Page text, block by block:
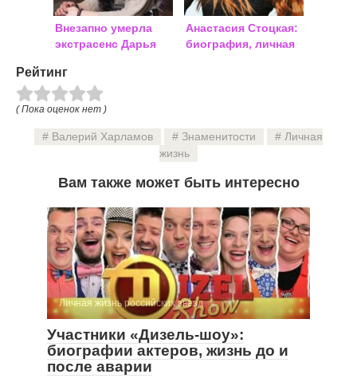
Внезапно умерла
экстрасенс Дарья
причина смерти,
биография
Анастасия Стоцкая:
биография, личная
Рейтинг
( Пока оценок нет )
Валерий Харламов Знаменитости
Личная
жизнь
Вам также может быть интересно
Личная жизнь российских звезд
Участники «Дизель-шоу»:
биографии актеров, жизнь до и
после аварии